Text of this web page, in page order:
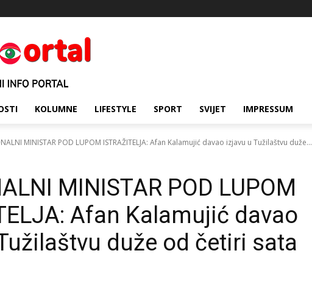
KOLUMNE LIFESTYLE SPORT SVIJET IMPRESSUM
MINISTAR POD LUPOM ISTRAŽITELJA: Afan Kalamujić davao izjavu u Tužilaštvu duže...
MINISTAR POD LUPOM
Afan Kalamujić davao
duže od četiri sata